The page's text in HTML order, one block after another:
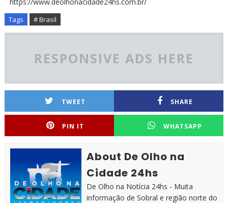
Tags # Brasil
RESPONSIVE ADS HERE
TWEET SHARE
PIN IT WHATSAPP
About De Olho na
Cidade 24hs
De Olho na Notícia 24hs - Muita
informação de Sobral e região norte do